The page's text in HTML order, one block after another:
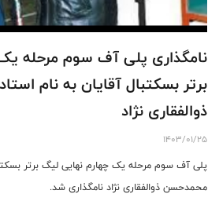
نامگذاری پلی آف سوم مرحله
برتر بسکتبال آقایان به نام
ذوالفقاری نژاد
1403/01/25
پلی آف سوم مرحله یک چهارم نهایی لیگ برتر
محمدحسن ذوالفقاری نژاد نامگذاری شد.